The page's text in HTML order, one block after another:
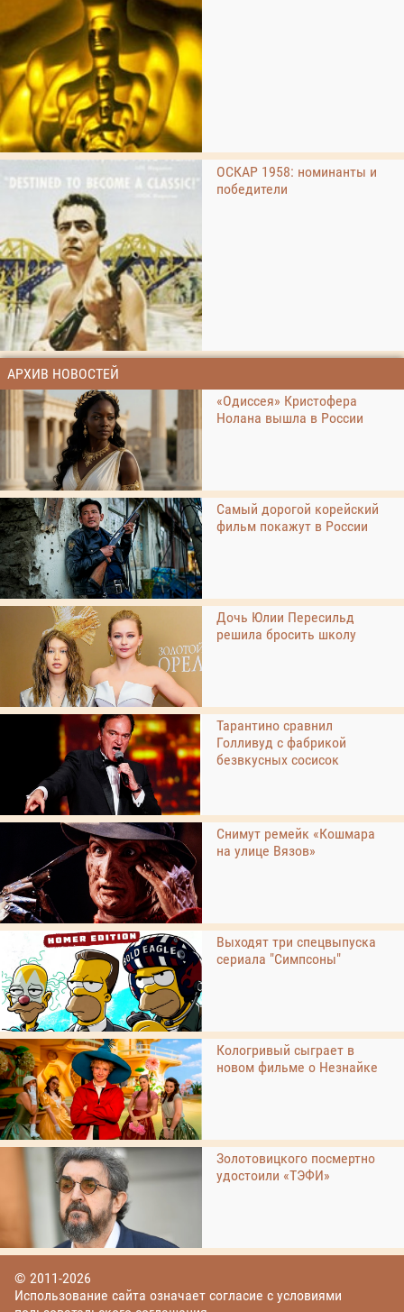
ОСКАР 1958: номинанты и
победители
АРХИВ НОВОСТЕЙ
«Одиссея» Кристофера
Нолана вышла в России
Самый дорогой корейский
фильм покажут в России
Дочь Юлии Пересильд
решила бросить школу
Тарантино сравнил
Голливуд с фабрикой
безвкусных сосисок
Снимут ремейк «Кошмара
на улице Вязов»
Выходят три спецвыпуска
сериала "Симпсоны"
Кологривый сыграет в
новом фильме о Незнайке
Золотовицкого посмертно
удостоили «ТЭФИ»
© 2011-2026
Использование сайта означает согласие с условиями